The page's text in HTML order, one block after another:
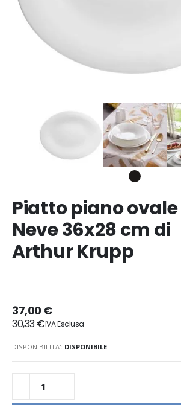
Piatto piano ovale
Neve 36x28 cm di
Arthur Krupp
37,00 €
30,33 €
DISPONIBILITA': DISPONIBILE